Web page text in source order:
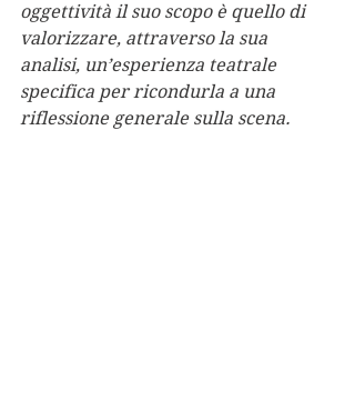
oggettività il suo scopo è quello di
valorizzare, attraverso la sua
analisi, un’esperienza teatrale
specifica per ricondurla a una
riflessione generale sulla scena.